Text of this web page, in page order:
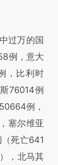
过万的国
例，意大
，比利时
76014例
例，
塞尔维亚
死亡641
，北马其